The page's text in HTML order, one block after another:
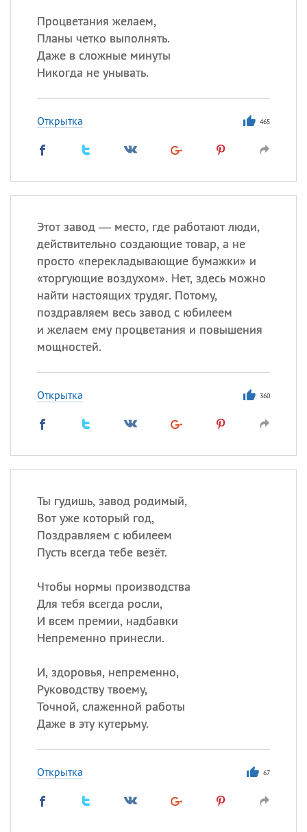
Процветания желаем,
Планы четко выполнять.
Даже в сложные минуты
Никогда не унывать.
Открытка 465
Этот завод — место, где работают люди,
действительно создающие товар, а не
просто «перекладывающие бумажки» и
«торгующие воздухом». Нет, здесь можно
найти настоящих трудяг. Потому,
поздравляем весь завод с юбилеем
и желаем ему процветания и повышения
мощностей.
Открытка 360
Ты гудишь, завод родимый,
Вот уже который год,
Поздравляем с юбилеем
Пусть всегда тебе везёт.
Чтобы нормы производства
Для тебя всегда росли,
И всем премии, надбавки
Непременно принесли.
И, здоровья, непременно,
Руководству твоему,
Точной, слаженной работы
Даже в эту кутерьму.
Открытка 67